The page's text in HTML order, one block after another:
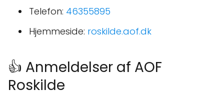
Telefon: 46355895
Hjemmeside: roskilde.aof.dk
👍 Anmeldelser af AOF
Roskilde